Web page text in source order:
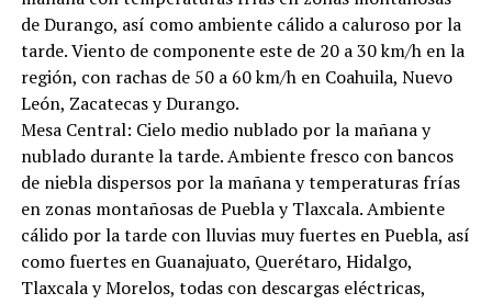
de Durango, así como ambiente cálido a caluroso por la
tarde. Viento de componente este de 20 a 30 km/h en la
región, con rachas de 50 a 60 km/h en Coahuila, Nuevo
León, Zacatecas y Durango.
Mesa Central: Cielo medio nublado por la mañana y
nublado durante la tarde. Ambiente fresco con bancos
de niebla dispersos por la mañana y temperaturas frías
en zonas montañosas de Puebla y Tlaxcala. Ambiente
cálido por la tarde con lluvias muy fuertes en Puebla, así
como fuertes en Guanajuato, Querétaro, Hidalgo,
Tlaxcala y Morelos, todas con descargas eléctricas,